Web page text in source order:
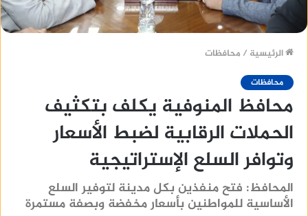
الرئيسية / محافظات
محافظات
محافظ المنوفية يكلف بتكثيف
الحملات الرقابية لضبط الأسعار
وتوافر السلع الإستراتيجية
المحافظ: فتح منفذين بكل مدينة لتوفير السلع
الأساسية للمواطنين بأسعار مخفضة وبصفة مستمرة